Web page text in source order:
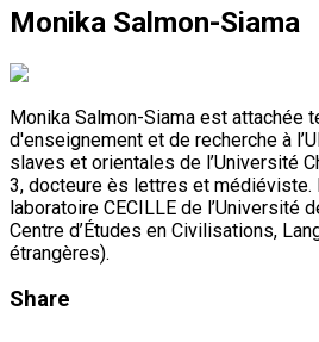
Monika Salmon-Siama
Monika Salmon-Siama est attachée
d'enseignement et de recherche à
slaves et orientales de l’Université
3, docteure ès lettres et médiéviste.
laboratoire CECILLE de l’Université
Centre d’Études en Civilisations,
étrangères).
Share